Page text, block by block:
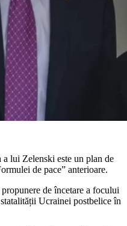
lui Zelenski este un plan de
de pace” anterioare.
de încetare a focului
Ucrainei postbelice în